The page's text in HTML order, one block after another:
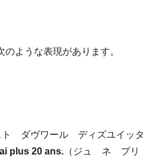
ような表現があります。
ダヴワール ディズユイッタ
plus 20 ans. （ジュ ネ プリ